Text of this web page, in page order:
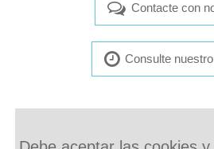
Contacte con
Consulte